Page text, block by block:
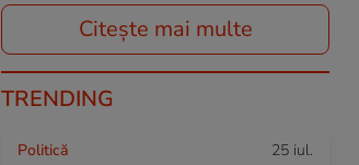
Citește mai multe
TRENDING
Politică 25 iul.